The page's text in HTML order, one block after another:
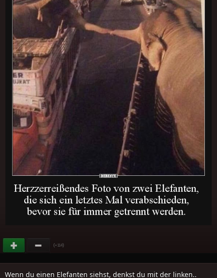
(+114)
Wenn du einen Elefanten siehst, denkst du mit der linken..